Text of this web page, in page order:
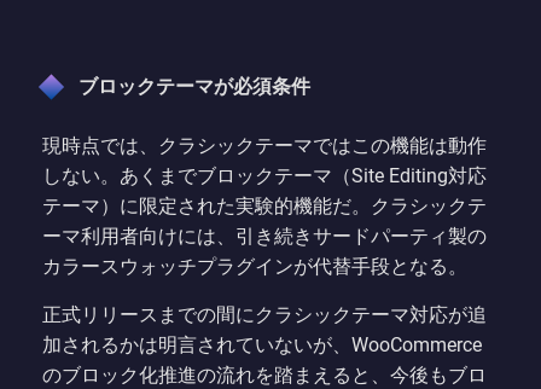
ブロックテーマが必須条件
現時点では、クラシックテーマではこの機能は動作
しない。あくまでブロックテーマ（Site Editing対応
テーマ）に限定された実験的機能だ。クラシックテ
ーマ利用者向けには、引き続きサードパーティ製の
カラースウォッチプラグインが代替手段となる。
正式リリースまでの間にクラシックテーマ対応が追
加されるかは明言されていないが、WooCommerce
のブロック化推進の流れを踏まえると、今後もブロ